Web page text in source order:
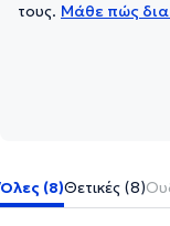
τους. Μάθε πώς
Όλες (8)Θετικές (8)